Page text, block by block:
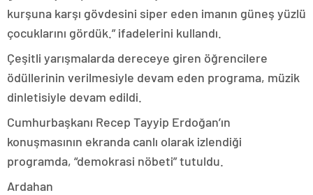
kurşuna karşı gövdesini siper eden imanın güneş yüzlü
çocuklarını gördük.” ifadelerini kullandı.
Çeşitli yarışmalarda dereceye giren öğrencilere
ödüllerinin verilmesiyle devam eden programa, müzik
dinletisiyle devam edildi.
Cumhurbaşkanı Recep Tayyip Erdoğan’ın
konuşmasının ekranda canlı olarak izlendiği
programda, “demokrasi nöbeti” tutuldu.
Ardahan